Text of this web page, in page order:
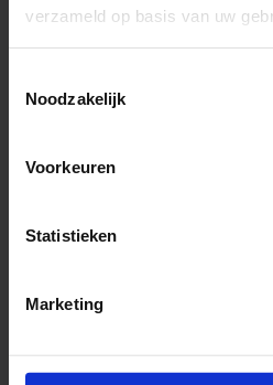
verzameld op basis van uw
Noodzakelijk
Voorkeuren
Statistieken
Marketing